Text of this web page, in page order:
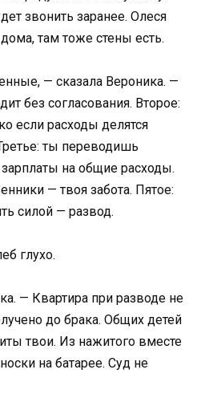
звонить заранее. Олеся
там тоже стены есть.
— сказала Вероника. —
без согласования. Второе:
если расходы делятся
ты переводишь
на общие расходы.
— твоя забота. Пятое:
силой — развод.
глухо.
— Квартира при разводе не
до брака. Общих детей
твои. Из нажитого вместе
на батарее. Суд не